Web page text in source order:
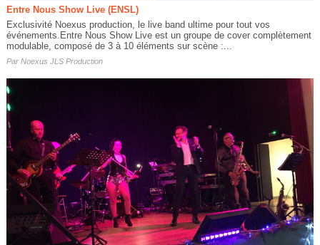
Entre Nous Show Live (ENSL)
Exclusivité Noexus production, le live band ultime pour tout vos
événements.Entre Nous Show Live est un groupe de cover complètement
modulable, composé de 3 à 10 éléments sur scène :...
Par Noexus JLS Production